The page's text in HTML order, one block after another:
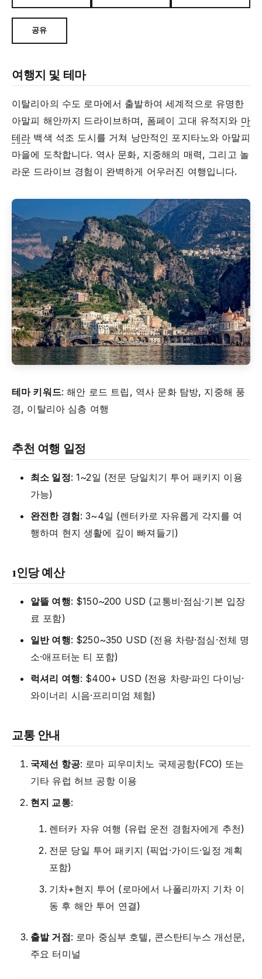
공유
여행지 및 테마
이탈리아의 수도 로마에서 출발하여 세계적으로 유명한
아말피 해안까지 드라이브하며, 폼페이 고대 유적지와 마
테라 백색 석조 도시를 거쳐 낭만적인 포지타노와 아말피
마을에 도착합니다. 역사 문화, 지중해의 매력, 그리고 놀
라운 드라이브 경험이 완벽하게 어우러진 여행입니다.
테마 키워드: 해안 로드 트립, 역사 문화 탐방, 지중해 풍
경, 이탈리아 심층 여행
추천 여행 일정
최소 일정: 1~2일 (전문 당일치기 투어 패키지 이용
가능)
완전한 경험: 3~4일 (렌터카로 자유롭게 각지를 여
행하며 현지 생활에 깊이 빠져들기)
1인당 예산
알뜰 여행: $150~200 USD (교통비·점심·기본 입장
료 포함)
일반 여행: $250~350 USD (전용 차량·점심·전체 명
소·애프터눈 티 포함)
럭셔리 여행: $400+ USD (전용 차량·파인 다이닝·
와이너리 시음·프리미엄 체험)
교통 안내
국제선 항공: 로마 피우미치노 국제공항(FCO) 또는
기타 유럽 허브 공항 이용
현지 교통:
렌터카 자유 여행 (유럽 운전 경험자에게 추천)
전문 당일 투어 패키지 (픽업·가이드·일정 계획
포함)
기차+현지 투어 (로마에서 나폴리까지 기차 이
동 후 해안 투어 연결)
출발 거점: 로마 중심부 호텔, 콘스탄티누스 개선문,
주요 터미널